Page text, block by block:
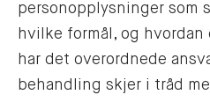
personopplysninger som
hvilke formål, og
har det overordnede
behandling skjer i tråd